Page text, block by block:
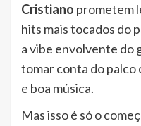
Cristiano prometem
hits mais tocados do
a vibe envolvente do
tomar conta do palco
e boa música.
Mas isso é só o